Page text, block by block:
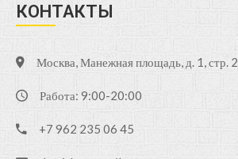
КОНТАКТЫ
Москва, Манежная площадь, д. 1, стр. 2
Работа: 9:00-20:00
+7 962 235 06 45